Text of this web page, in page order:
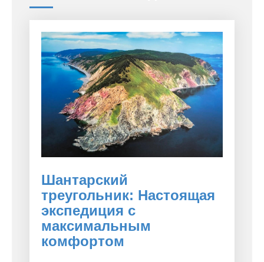
Шантарский
треугольник: Настоящая
экспедиция с
максимальным
комфортом